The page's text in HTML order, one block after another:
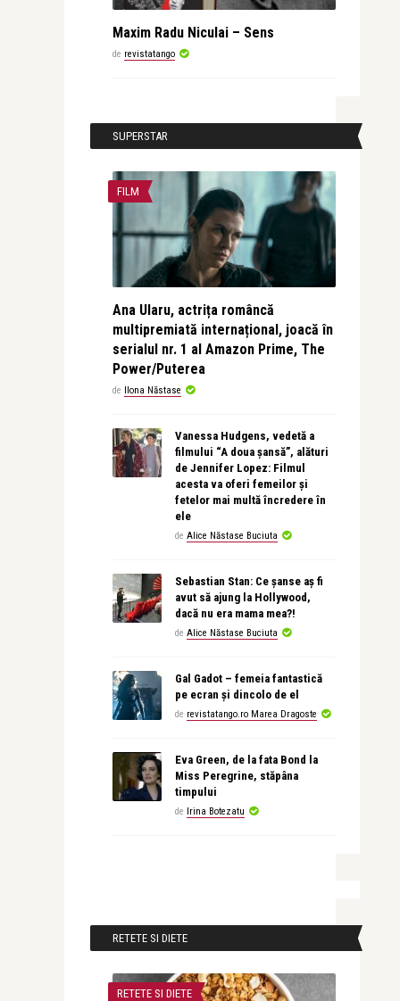
Maxim Radu Niculai – Sens
de revistatango
SUPERSTAR
FILM
Ana Ularu, actrița româncă
multipremiată internațional, joacă în
serialul nr. 1 al Amazon Prime, The
Power/Puterea
de Ilona Năstase
Vanessa Hudgens, vedetă a
filmului “A doua șansă”, alături
de Jennifer Lopez: Filmul
acesta va oferi femeilor și
fetelor mai multă încredere în
ele
de Alice Năstase Buciuta
Sebastian Stan: Ce șanse aș fi
avut să ajung la Hollywood,
dacă nu era mama mea?!
de Alice Năstase Buciuta
Gal Gadot – femeia fantastică
pe ecran și dincolo de el
de revistatango.ro Marea Dragoste
Eva Green, de la fata Bond la
Miss Peregrine, stăpâna
timpului
de Irina Botezatu
RETETE SI DIETE
RETETE SI DIETE